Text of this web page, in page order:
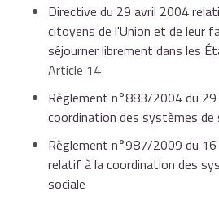
Les allocations de chômage
pendant3 mois maximum
sauf expiration de vos droits
cette période.
Le paiement de vos prestations
par Pôle emploi (et non pas par
pays de résidence temporaire).
Directive du 29 avril 2004
citoyens de l'Union et de leur
séjourner librement dans les
Article 14
Règlement n°883/2004 du
coordination des systèmes de
Règlement n°987/2009 du
relatif à la coordination des
sociale